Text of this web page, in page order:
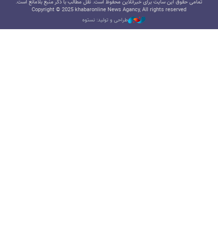
تمامی حقوق این سایت برای خبرآنلاین محفوظ است. نقل مطالب با ذکر منبع بلامانع است.
Copyright © 2025 khabaronline News Agancy, All rights reserved
طراحی و تولید: نستوه